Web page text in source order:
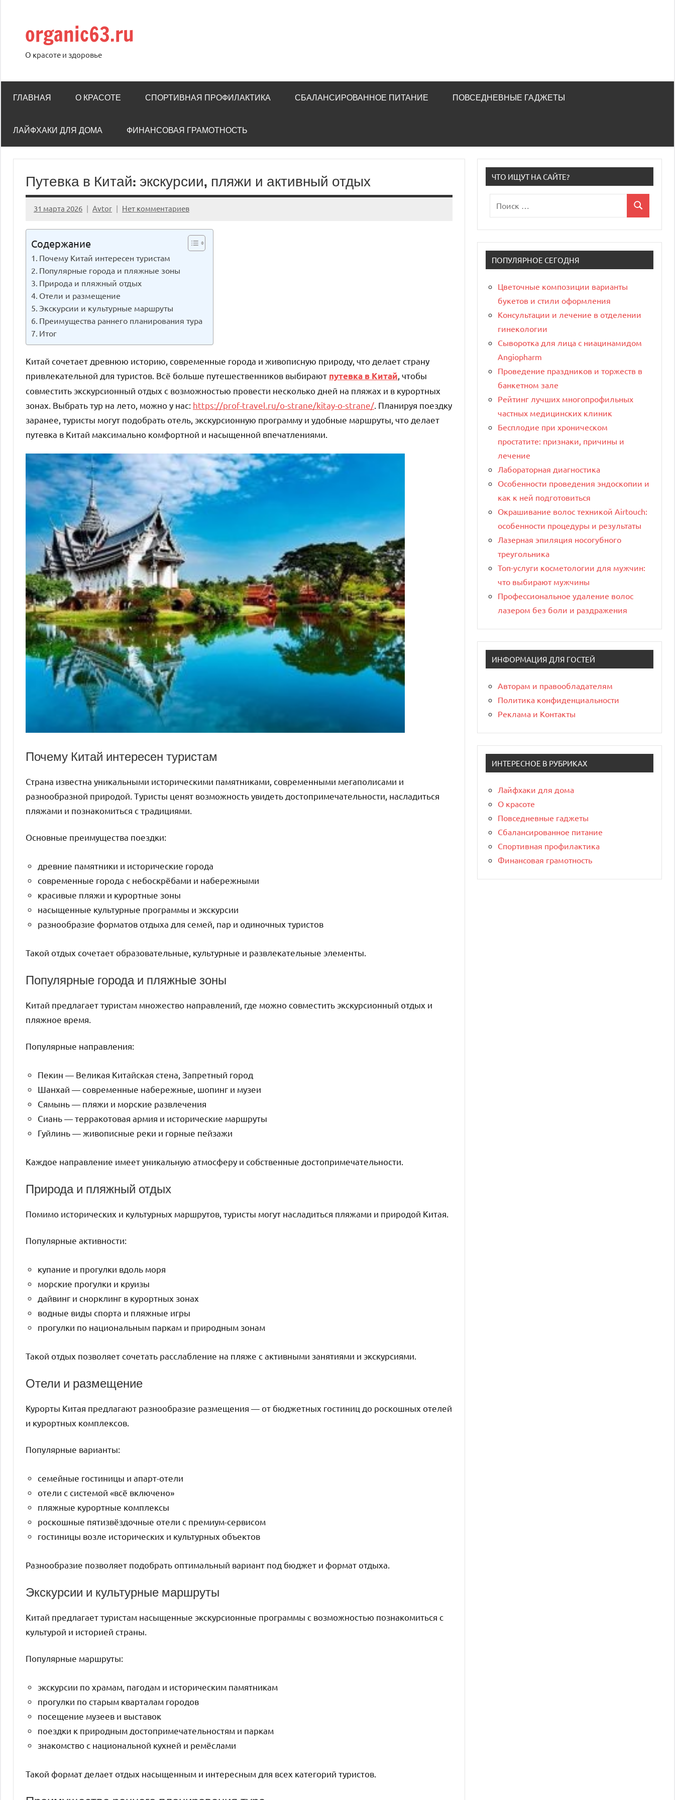
содержимому
organic63.ru
О красоте и здоровье
ГЛАВНАЯ О КРАСОТЕ СПОРТИВНАЯ ПРОФИЛАКТИКА СБАЛАНСИРОВАННОЕ ПИТАНИЕ ПОВСЕДНЕВНЫЕ ГАДЖЕТЫ
ЛАЙФХАКИ ДЛЯ ДОМА ФИНАНСОВАЯ ГРАМОТНОСТЬ
Путевка в Китай: экскурсии, пляжи и активный отдых
31 марта 2026 Avtor Нет комментариев
Содержание
Почему Китай интересен туристам
Популярные города и пляжные зоны
Природа и пляжный отдых
Отели и размещение
Экскурсии и культурные маршруты
Преимущества раннего планирования тура
Итог
Китай сочетает древнюю историю, современные города и живописную природу, что делает страну
привлекательной для туристов. Всё больше путешественников выбирают путевка в Китай , чтобы
совместить экскурсионный отдых с возможностью провести несколько дней на пляжах и в курортных
зонах. Выбрать тур на лето, можно у нас: https://prof-travel.ru/o-strane/kitay-o-strane/ . Планируя поездку
заранее, туристы могут подобрать отель, экскурсионную программу и удобные маршруты, что делает
путевка в Китай максимально комфортной и насыщенной впечатлениями.
Почему Китай интересен туристам
Страна известна уникальными историческими памятниками, современными мегаполисами и
разнообразной природой. Туристы ценят возможность увидеть достопримечательности, насладиться
пляжами и познакомиться с традициями.
Основные преимущества поездки:
древние памятники и исторические города
современные города с небоскрёбами и набережными
красивые пляжи и курортные зоны
насыщенные культурные программы и экскурсии
разнообразие форматов отдыха для семей, пар и одиночных туристов
Такой отдых сочетает образовательные, культурные и развлекательные элементы.
Популярные города и пляжные зоны
Китай предлагает туристам множество направлений, где можно совместить экскурсионный отдых и
пляжное время.
Популярные направления:
Пекин — Великая Китайская стена, Запретный город
Шанхай — современные набережные, шопинг и музеи
Сямынь — пляжи и морские развлечения
Сиань — терракотовая армия и исторические маршруты
Гуйлинь — живописные реки и горные пейзажи
Каждое направление имеет уникальную атмосферу и собственные достопримечательности.
Природа и пляжный отдых
Помимо исторических и культурных маршрутов, туристы могут насладиться пляжами и природой Китая.
Популярные активности:
купание и прогулки вдоль моря
морские прогулки и круизы
дайвинг и снорклинг в курортных зонах
водные виды спорта и пляжные игры
прогулки по национальным паркам и природным зонам
Такой отдых позволяет сочетать расслабление на пляже с активными занятиями и экскурсиями.
Отели и размещение
Курорты Китая предлагают разнообразие размещения — от бюджетных гостиниц до роскошных отелей
и курортных комплексов.
Популярные варианты:
семейные гостиницы и апарт-отели
отели с системой «всё включено»
пляжные курортные комплексы
роскошные пятизвёздочные отели с премиум-сервисом
гостиницы возле исторических и культурных объектов
Разнообразие позволяет подобрать оптимальный вариант под бюджет и формат отдыха.
Экскурсии и культурные маршруты
Китай предлагает туристам насыщенные экскурсионные программы с возможностью познакомиться с
культурой и историей страны.
Популярные маршруты:
экскурсии по храмам, пагодам и историческим памятникам
прогулки по старым кварталам городов
посещение музеев и выставок
поездки к природным достопримечательностям и паркам
знакомство с национальной кухней и ремёслами
Такой формат делает отдых насыщенным и интересным для всех категорий туристов.
ЧТО ИЩУТ НА САЙТЕ?
для:
Поиск
ПОПУЛЯРНОЕ СЕГОДНЯ
Цветочные композиции варианты
букетов и стили оформления
Консультации и лечение в отделении
гинекологии
Сыворотка для лица с ниацинамидом
Angiopharm
Проведение праздников и торжеств в
банкетном зале
Рейтинг лучших многопрофильных
частных медицинских клиник
Бесплодие при хроническом
простатите: признаки, причины и
лечение
Лабораторная диагностика
Особенности проведения эндоскопии и
как к ней подготовиться
Окрашивание волос техникой Airtouch:
особенности процедуры и результаты
Лазерная эпиляция носогубного
треугольника
Топ-услуги косметологии для мужчин:
что выбирают мужчины
Профессиональное удаление волос
лазером без боли и раздражения
ИНФОРМАЦИЯ ДЛЯ ГОСТЕЙ
Авторам и правообладателям
Политика конфиденциальности
Реклама и Контакты
ИНТЕРЕСНОЕ В РУБРИКАХ
Лайфхаки для дома
О красоте
Повседневные гаджеты
Сбалансированное питание
Спортивная профилактика
Финансовая грамотность